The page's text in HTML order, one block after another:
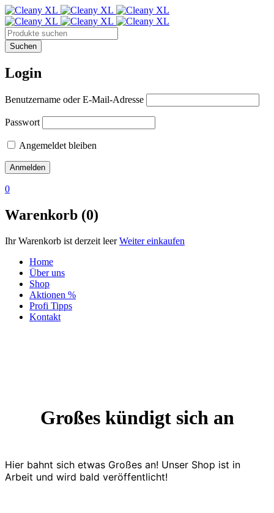
Login
Benutzername oder E-Mail-Adresse
Passwort
Angemeldet bleiben
0
Warenkorb (0)
Ihr Warenkorb ist derzeit leer Weiter einkaufen
Home
Über uns
Shop
Aktionen %
Profi Tipps
Kontakt
Großes kündigt sich an
Hier bahnt sich etwas Großes an! Unser Shop ist in
Arbeit und wird bald veröffentlicht!